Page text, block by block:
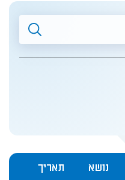
חיפוש
נושא תאריך